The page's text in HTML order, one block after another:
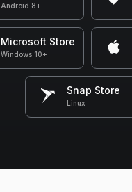
Android 8+
Microsoft Store
Windows 10+
Snap Store
Linux